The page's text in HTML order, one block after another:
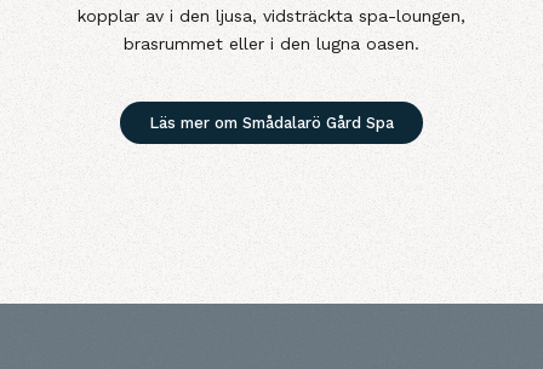
kopplar av i den ljusa, vidsträckta spa-loungen,
brasrummet eller i den lugna oasen.
Läs mer om Smådalarö Gård Spa